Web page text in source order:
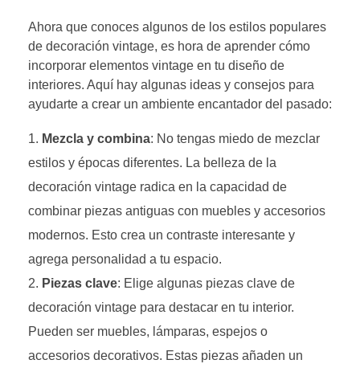
Ahora que conoces algunos de los estilos populares
de decoración vintage, es hora de aprender cómo
incorporar elementos vintage en tu diseño de
interiores. Aquí hay algunas ideas y consejos para
ayudarte a crear un ambiente encantador del pasado:
Mezcla y combina: No tengas miedo de mezclar
estilos y épocas diferentes. La belleza de la
decoración vintage radica en la capacidad de
combinar piezas antiguas con muebles y accesorios
modernos. Esto crea un contraste interesante y
agrega personalidad a tu espacio.
Piezas clave: Elige algunas piezas clave de
decoración vintage para destacar en tu interior.
Pueden ser muebles, lámparas, espejos o
accesorios decorativos. Estas piezas añaden un